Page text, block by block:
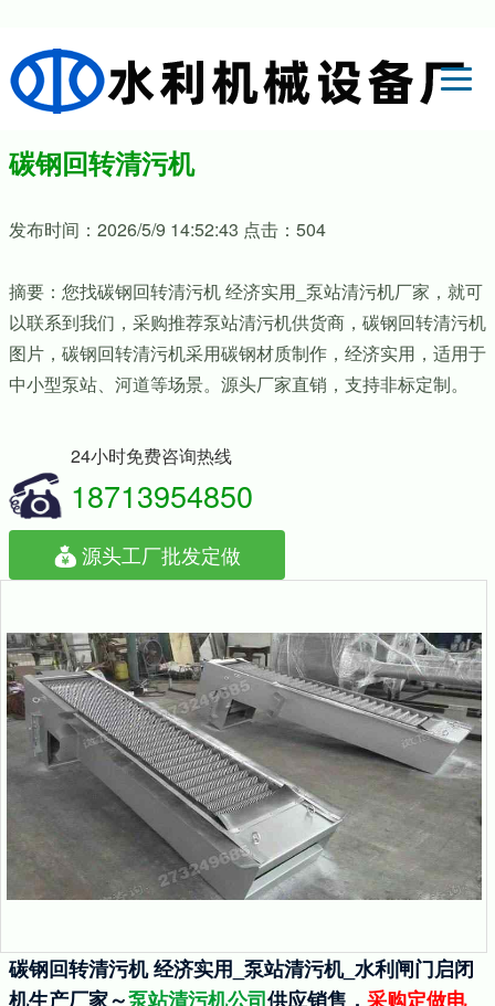
碳钢回转清污机
发布时间：2026/5/9 14:52:43 点击：504
摘要：您找碳钢回转清污机 经济实用_泵站清污机厂家，就可
以联系到我们，采购推荐泵站清污机供货商，碳钢回转清污机
图片，碳钢回转清污机采用碳钢材质制作，经济实用，适用于
中小型泵站、河道等场景。源头厂家直销，支持非标定制。
24小时免费咨询热线
18713954850
源头工厂批发定做
碳钢回转清污机 经济实用_泵站清污机_水利闸门启闭
机生产厂家～泵站清污机公司供应销售， 采购定做电